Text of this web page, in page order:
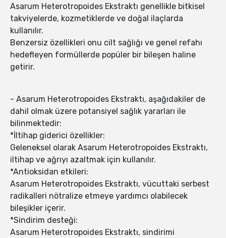
Asarum Heterotropoides Ekstraktı genellikle bitkisel
takviyelerde, kozmetiklerde ve doğal ilaçlarda
kullanılır.
Benzersiz özellikleri onu cilt sağlığı ve genel refahı
hedefleyen formüllerde popüler bir bileşen haline
getirir.
- Asarum Heterotropoides Ekstraktı, aşağıdakiler de
dahil olmak üzere potansiyel sağlık yararları ile
bilinmektedir:
*İltihap giderici özellikler:
Geleneksel olarak Asarum Heterotropoides Ekstraktı,
iltihap ve ağrıyı azaltmak için kullanılır.
*Antioksidan etkileri:
Asarum Heterotropoides Ekstraktı, vücuttaki serbest
radikalleri nötralize etmeye yardımcı olabilecek
bileşikler içerir.
*Sindirim desteği:
Asarum Heterotropoides Ekstraktı, sindirimi